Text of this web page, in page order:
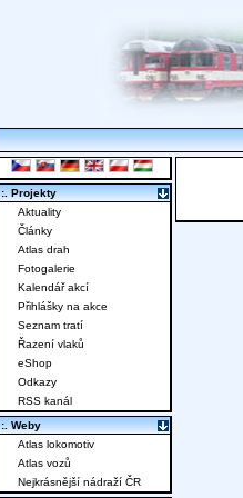
:. Projekty
Aktuality
Články
Atlas drah
Fotogalerie
Kalendář akcí
Přihlášky na akce
Seznam tratí
Řazení vlaků
eShop
Odkazy
RSS kanál
:. Weby
Atlas lokomotiv
Atlas vozů
Nejkrásnější nádraží ČR